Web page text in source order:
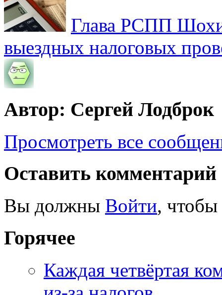
Глава РСПП
выездных налоговых
Автор: Сергей Лодброк
Просмотреть все
Оставить комментарий
Вы должны Войти, чтобы
Горячее
Каждая четвёртая